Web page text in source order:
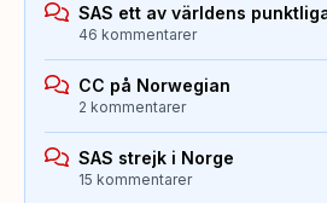
SAS ett av världens
46 kommentarer
CC på Norwegian
2 kommentarer
SAS strejk i Norge
15 kommentarer